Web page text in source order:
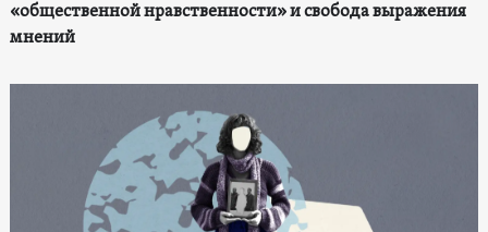
«общественной нравственности» и свобода выражения
мнений